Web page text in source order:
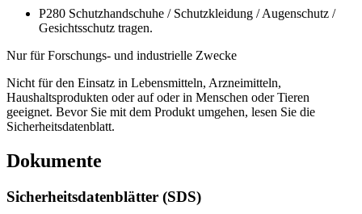
P280 Schutzhandschuhe / Schutzkleidung / Augenschutz /
Gesichtsschutz tragen.
Nur für Forschungs- und industrielle Zwecke
Nicht für den Einsatz in Lebensmitteln, Arzneimitteln,
Haushaltsprodukten oder auf oder in Menschen oder Tieren
geeignet. Bevor Sie mit dem Produkt umgehen, lesen Sie die
Sicherheitsdatenblatt.
Dokumente
Sicherheitsdatenblätter (SDS)